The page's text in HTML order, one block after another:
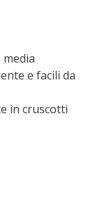
e facili da
in cruscotti